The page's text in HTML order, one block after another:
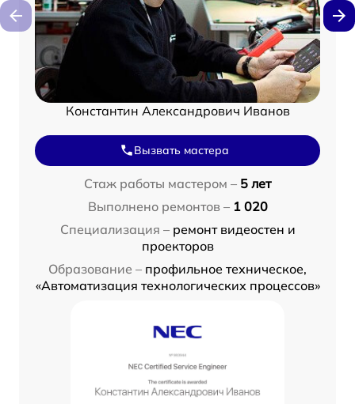
Константин Александрович Иванов
Вызвать мастера
Стаж работы мастером – 5 лет
Выполнено ремонтов – 1 020
Специализация – ремонт видеостен и
проекторов
Образование – профильное техническое,
«Автоматизация технологических процессов»